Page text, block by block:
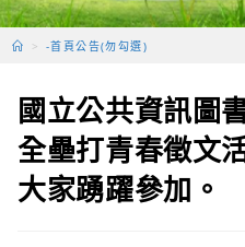
> -首頁公告(勿勾選)
國立公共資訊圖
全壘打青春徵文
大家踴躍參加。